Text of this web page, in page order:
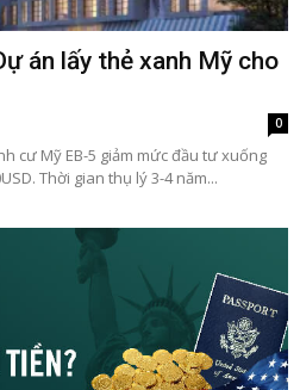
án lấy thẻ xanh Mỹ cho
0
cư Mỹ EB-5 giảm mức đầu tư xuống
Thời gian thụ lý 3-4 năm...